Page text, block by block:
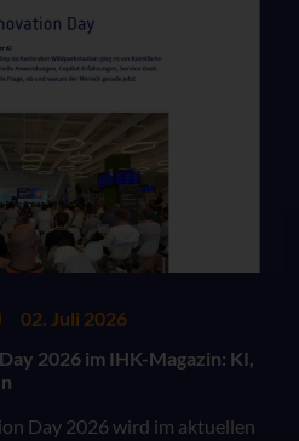
02. Juli 2026
2026 im IHK-Magazin: KI,
Day 2026 wird im aktuellen